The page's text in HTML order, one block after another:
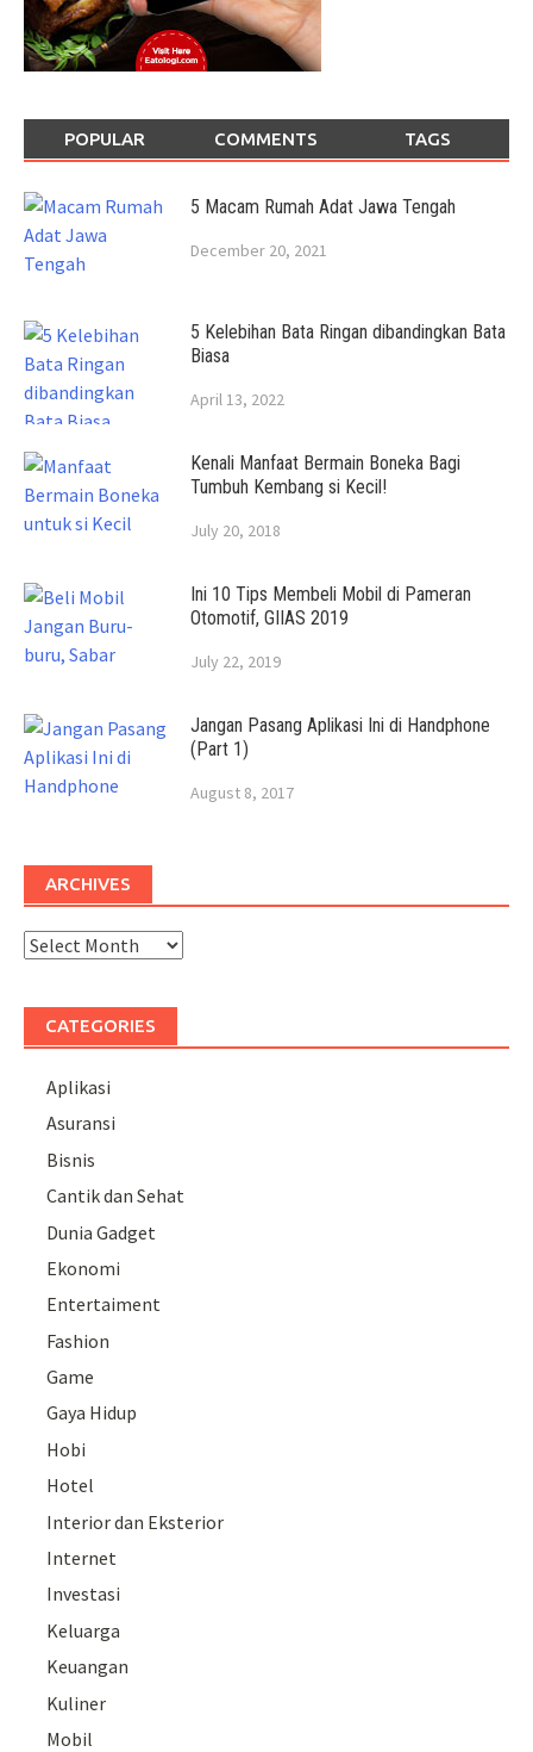
POPULAR COMMENTS TAGS
5 Macam Rumah Adat Jawa Tengah
December 20, 2021
5 Kelebihan Bata Ringan dibandingkan Bata
Biasa
April 13, 2022
Kenali Manfaat Bermain Boneka Bagi
Tumbuh Kembang si Kecil!
July 20, 2018
Ini 10 Tips Membeli Mobil di Pameran
Otomotif, GIIAS 2019
July 22, 2019
Jangan Pasang Aplikasi Ini di Handphone
(Part 1)
August 8, 2017
ARCHIVES
Archives
CATEGORIES
Aplikasi
Asuransi
Bisnis
Cantik dan Sehat
Dunia Gadget
Ekonomi
Entertaiment
Fashion
Game
Gaya Hidup
Hobi
Hotel
Interior dan Eksterior
Internet
Investasi
Keluarga
Keuangan
Kuliner
Mobil